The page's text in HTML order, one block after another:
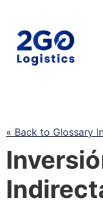
« Back to Glossary